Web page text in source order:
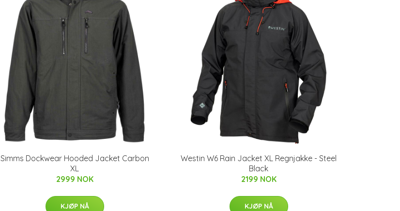
Simms Dockwear Hooded Jacket Carbon
XL
2999 NOK
KJØP NÅ
Westin W6 Rain Jacket XL Regnjakke - Steel
Black
2199 NOK
KJØP NÅ